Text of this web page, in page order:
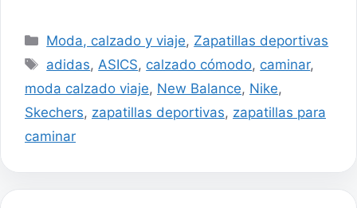
Categorías
Moda, calzado y viaje, Zapatillas deportivas
Etiquetas
adidas,ASICS, calzado cómodo, caminar,
moda calzado viaje, New Balance, Nike,
Skechers, zapatillas deportivas, zapatillas para
caminar